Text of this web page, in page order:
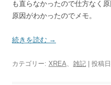
も直らなかったので仕方なく
原因がわかったのでメモ。
続きを読む →
カテゴリー: XREA、 雑記 | 投稿